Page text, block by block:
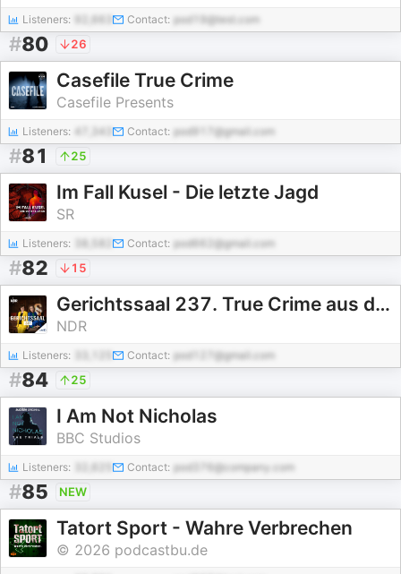
Listeners: Contact: pod19@test.com
#80 26
Casefile True Crime
Casefile Presents
Listeners: 47,343 Contact: pod917@gmail.com
#81 25
Im Fall Kusel - Die letzte Jagd
SR
Listeners: Contact: pod662@gmail.com
#82 15
Gerichtssaal 237. True Crime aus dem Strafgericht
NDR
Listeners: Contact: pod127@gmail.com
#84 25
I Am Not Nicholas
BBC Studios
Listeners: Contact: pod376@company.com
#85 NEW
Tatort Sport - Wahre Verbrechen
© 2026 podcastbu.de